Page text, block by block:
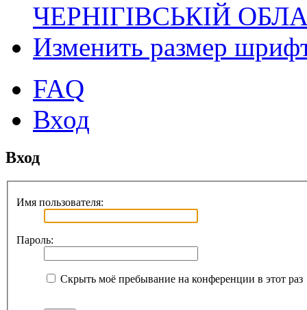
ЧЕРНІГІВСЬКІЙ
Изменить размер
FAQ
Вход
Вход
Имя пользователя:
Пароль:
Скрыть моё пребывание на конференции в этот раз